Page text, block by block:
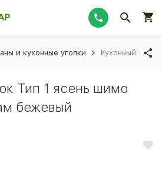
и кухонные уголки Кухонный
Тип 1 ясень шимо
бежевый